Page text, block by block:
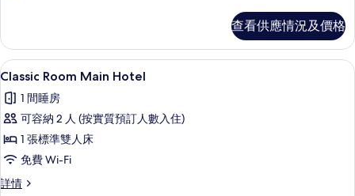
情
查看供應情況及價格
載
入
所
有
Classic
Room
Main
Classic Room Main Hotel | 埃及棉床
4
Classic Room Main Hotel
1 間睡房
可容納 2 人 (按實質預訂人數入住)
1 張標準雙人床
免費 Wi-Fi
詳情
Classic